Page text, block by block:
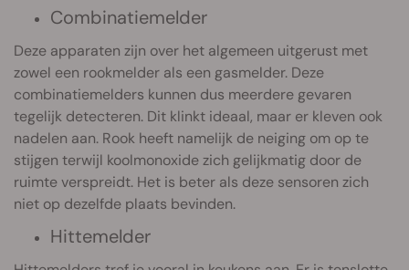
Combinatiemelder
Deze apparaten zijn over het algemeen uitgerust met
zowel een rookmelder als een gasmelder. Deze
combinatiemelders kunnen dus meerdere gevaren
tegelijk detecteren. Dit klinkt ideaal, maar er kleven ook
nadelen aan. Rook heeft namelijk de neiging om op te
stijgen terwijl koolmonoxide zich gelijkmatig door de
ruimte verspreidt. Het is beter als deze sensoren zich
niet op dezelfde plaats bevinden.
Hittemelder